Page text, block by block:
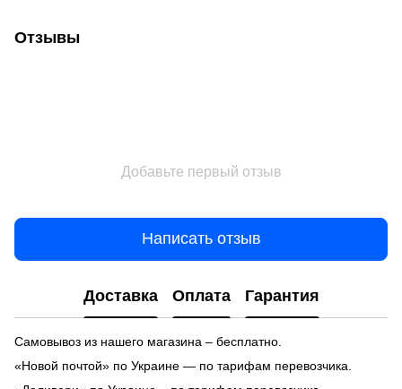
Отзывы
Добавьте первый отзыв
Написать отзыв
Доставка Оплата Гарантия
Самовывоз из нашего магазина – бесплатно.
«Новой почтой» по Украине — по тарифам перевозчика.